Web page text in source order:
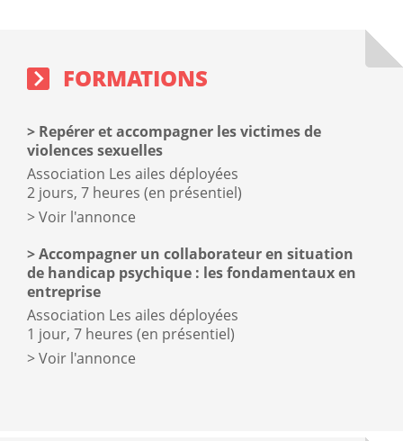
block
FORMATIONS
Repérer et accompagner les victimes de
violences sexuelles
Association Les ailes déployées
2 jours, 7 heures (en présentiel)
Voir l'annonce
Accompagner un collaborateur en situation
de handicap psychique : les fondamentaux en
entreprise
Association Les ailes déployées
1 jour, 7 heures (en présentiel)
Voir l'annonce